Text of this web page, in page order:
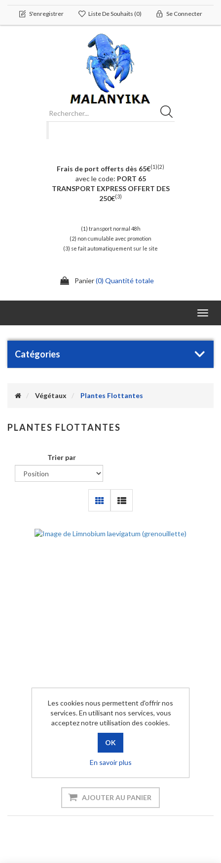
S'enregistrer Liste De Souhaits (0) Se Connecter
Frais de port offerts dès 65€(1)(2)
avec le code: PORT 65
TRANSPORT EXPRESS OFFERT DES
250€(3)
(1) transport normal 48h
(2) non cumulable avec promotion
(3) se fait automatiquement sur le site
Panier(0) Quantité totale
Catégories
Végétaux Plantes Flottantes
PLANTES FLOTTANTES
Trier par
Limnobium Laevigatum (grenouillette)
AJOUTER AU PANIER
Les cookies nous permettent d'offrir nos
services. En utilisant nos services, vous
acceptez notre utilisation des cookies.
En savoir plus